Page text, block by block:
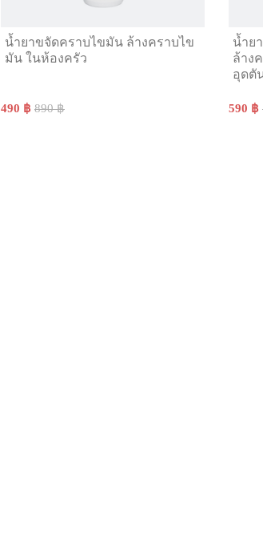
น้ำยาขจัดคราบไขมัน ล้างคราบไข
มัน ในห้องครัว
490 ฿ 890 ฿
น้ำย
ล้าง
อุดตั
590 ฿